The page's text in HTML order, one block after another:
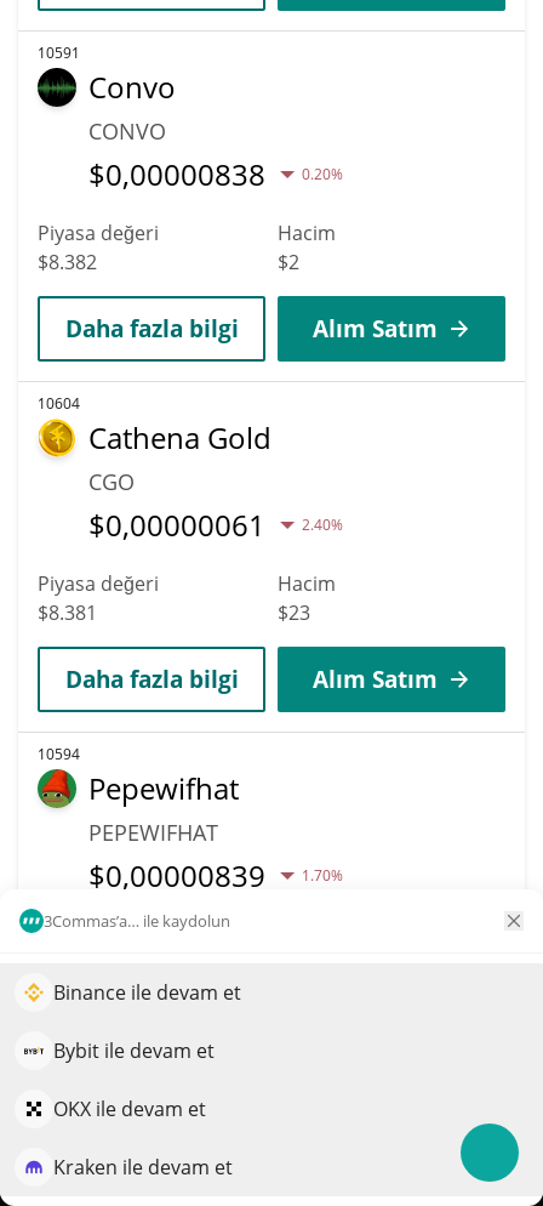
3Commas’a… ile kaydolun
Binance ile devam et
Bybit ile devam et
OKX ile devam et
Kraken ile devam et
10591
Convo
CONVO
$0,00000838 0.20%
Piyasa değeri
$8.382
Hacim
$2
Daha fazla bilgi Alım Satım
10604
Cathena Gold
CGO
$0,00000061 2.40%
Piyasa değeri
$8.381
Hacim
$23
Daha fazla bilgi Alım Satım
10594
Pepewifhat
PEPEWIFHAT
$0,00000839 1.70%
Piyasa değeri
10597
NOTIFAI
Portföyünüzün büyümesini yapay zekâ ile artırın
QuantPilot, otonom ajanların stratejilerinizi oluşturduğu,
araştırması yürüttüğü uçtan uca bir strateji platformudur
Ücretsiz deneyin